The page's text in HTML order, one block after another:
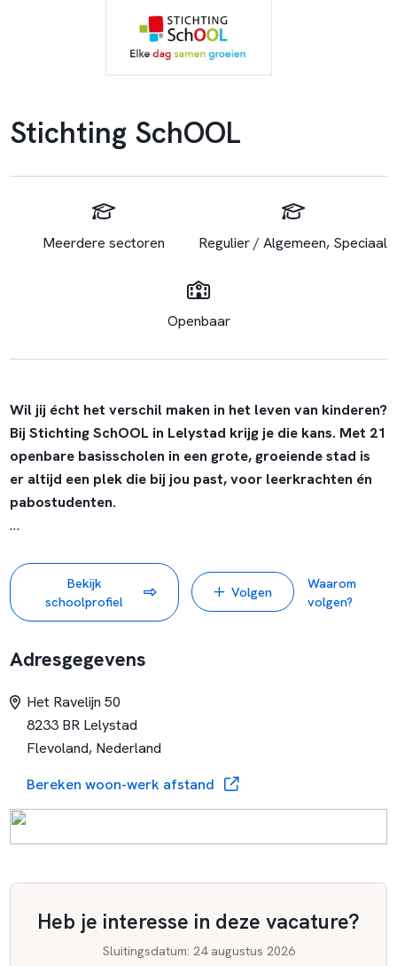
Stichting SchOOL
Meerdere sectoren Regulier / Algemeen, Speciaal
Openbaar
Wil jij écht het verschil maken in het leven van kinderen?
Bij Stichting SchOOL in Lelystad krijg je die kans. Met 21
openbare basisscholen in een grote, groeiende stad is
er altijd een plek die bij jou past, voor leerkrachten én
pabostudenten.
krijgt een warm welkom dankzij ons vernieuwde
onboardingsprogramma. Starters worden goed begeleid,
ervaren professionals krijgen volop ruimte om door te
aan trainingen en workshops via onze eigen Stichting
met moderne leermiddelen zoals chromebooks en
digiborden maar ook in ontwikkelingsmogelijkheden. Wij
doen jou namelijk een belofte: samen laten we je groeien.
Groei jij met ons mee? Hier vind je de beschikbare vacatures
door te mailen naar de betreffende schooldirecteur, zie
hiervoor het mailadres in de uitgebreide vacaturetekst, of
Bekijk
schoolprofiel
Volgen
Waarom
volgen?
Adresgegevens
Het Ravelijn 50
8233 BR Lelystad
Flevoland, Nederland
Bereken woon-werk afstand
Heb je interesse in deze vacature?
Sluitingsdatum: 24 augustus 2026